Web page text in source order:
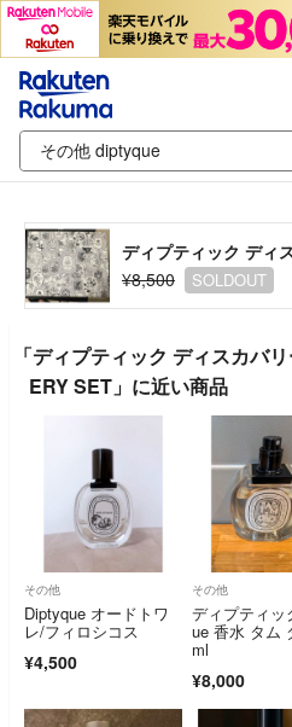
¥8,500
SOLDOUT
「ディプティック ディスカバ
ERY SET」に近い商品
その他
Diptyque オードトワ
レ/フィロシコス
¥4,500
その他
ディプティッ
ue 香水 タム
ml
¥8,000